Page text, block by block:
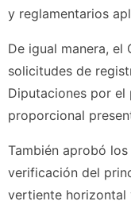
y reglamentarios
De igual manera, el
solicitudes de
Diputaciones por
proporcional
También aprobó
verificación del
vertiente horizontal